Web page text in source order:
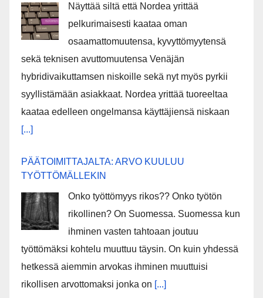
Näyttää siltä että Nordea yrittää
pelkurimaisesti kaataa oman
osaamattomuutensa, kyvyttömyytensä
sekä teknisen avuttomuutensa Venäjän
hybridivaikuttamsen niskoille sekä nyt myös pyrkii
syyllistämään asiakkaat. Nordea yrittää tuoreeltaa
kaataa edelleen ongelmansa käyttäjiensä niskaan
[...]
PÄÄTOIMITTAJALTA: ARVO KUULUU
TYÖTTÖMÄLLEKIN
Onko työttömyys rikos?? Onko työtön
rikollinen? On Suomessa. Suomessa kun
ihminen vasten tahtoaan joutuu
työttömäksi kohtelu muuttuu täysin. On kuin yhdessä
hetkessä aiemmin arvokas ihminen muuttuisi
rikollisen arvottomaksi jonka on [...]